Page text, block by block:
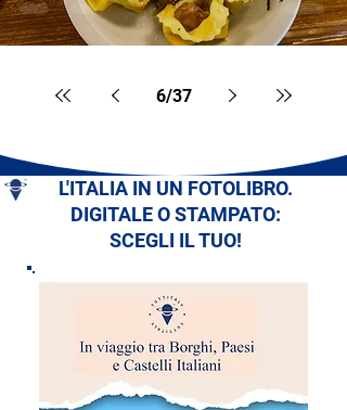
6/37
L'ITALIA IN UN FOTOLIBRO.
DIGITALE O STAMPATO:
SCEGLI IL TUO!